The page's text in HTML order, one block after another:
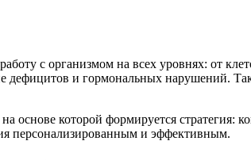
с организмом на всех уровнях: от
и гормональных нарушений.
основе которой формируется
персонализированным и эффективным.